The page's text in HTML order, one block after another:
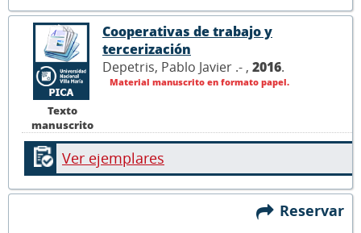
Texto
manuscrito
Cooperativas de trabajo y
tercerización
Depetris, Pablo Javier .- , 2016.
Material manuscrito en formato papel.
Ver ejemplares
Reservar